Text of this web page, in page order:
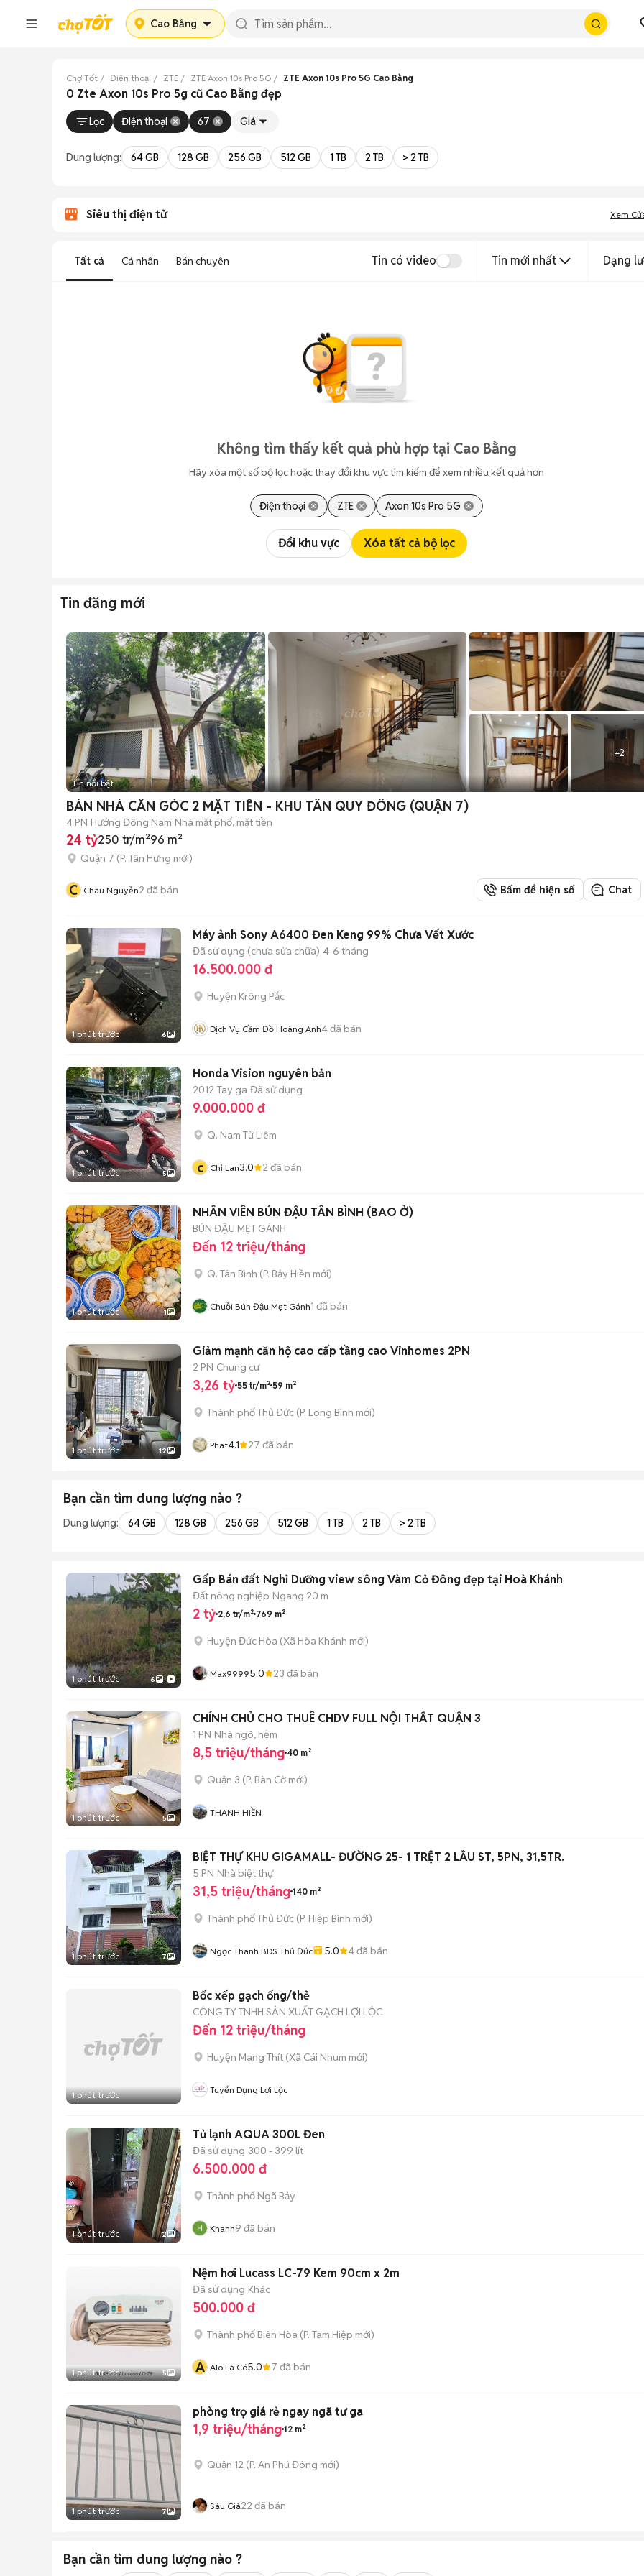
Cao Bằng
Chợ Tốt Điện thoại ZTE ZTE Axon 10s Pro 5G ZTE Axon 10s Pro 5G Cao Bằng
0 Zte Axon 10s Pro 5g cũ Cao Bằng đẹp
Lọc Điện thoại 67 Giá
Dung lượng: 64 GB 128 GB 256 GB 512 GB 1 TB 2 TB > 2 TB
Siêu thị điện tử Xem
Tất cả Cá nhân Bán chuyên Tin có video Tin mới nhất Dạng
Không tìm thấy kết quả phù hợp tại Cao Bằng
Hãy xóa một số bộ lọc hoặc thay đổi khu vực tìm kiếm để xem nhiều kết quả hơn
Điện thoại ZTE Axon 10s Pro 5G
Đổi khu vực Xóa tất cả bộ lọc
Tin đăng mới
+2
Tin nổi bật
BÁN NHÀ CĂN GÓC 2 MẶT TIỀN - KHU TÂN QUY ĐÔNG (QUẬN 7)
4 PN Hướng Đông Nam Nhà mặt phố, mặt tiền
24 tỷ250 tr/m²96 m²
Quận 7 (P. Tân Hưng mới)
C Châu Nguyễn2 đã bán Bấm để hiện số Chat
1 phút trước 6
Máy ảnh Sony A6400 Đen Keng 99% Chưa Vết Xước
Đã sử dụng (chưa sửa chữa) 4-6 tháng
16.500.000 đ
Huyện Krông Pắc
Dịch Vụ Cầm Đồ Hoàng Anh4đã bán
1 phút trước 5
Honda Vision nguyên bản
2012 Tay ga Đã sử dụng
9.000.000 đ
Q. Nam Từ Liêm
c Chị Lan3.0 2 đã bán
1 phút trước 1
NHÂN VIÊN BÚN ĐẬU TÂN BÌNH (BAO Ở)
BÚN ĐẬU MẸT GÁNH
Đến 12 triệu/tháng
Q. Tân Bình (P. Bảy Hiền mới)
Chuỗi Bún Đậu Mẹt Gánh1 đã bán
1 phút trước 12
Giảm mạnh căn hộ cao cấp tầng cao Vinhomes 2PN
2 PN Chung cư
3,26 tỷ 55 tr/m² 59 m²
Thành phố Thủ Đức (P. Long Bình mới)
Phat4.1 27 đã bán
Bạn cần tìm dung lượng nào ?
Dung lượng: 64 GB 128 GB 256 GB 512 GB 1 TB 2 TB > 2 TB
1 phút trước 6
Gấp Bán đất Nghỉ Dưỡng view sông Vàm Cỏ Đông đẹp tại Hoà Khánh
Đất nông nghiệp Ngang 20 m
2 tỷ 2,6 tr/m² 769 m²
Huyện Đức Hòa (Xã Hòa Khánh mới)
Max99995.0 23 đã bán
1 phút trước 5
CHÍNH CHỦ CHO THUÊ CHDV FULL NỘI THẤT QUẬN 3
1 PN Nhà ngõ, hẻm
8,5 triệu/tháng 40 m²
Quận 3 (P. Bàn Cờmới)
THANH HIỀN
1 phút trước 7
BIỆT THỰ KHU GIGAMALL- ĐƯỜNG 25- 1 TRỆT 2 LẦU ST, 5PN, 31,5TR.
5 PN Nhà biệt thự
31,5 triệu/tháng 140 m²
Thành phố Thủ Đức (P. Hiệp Bình mới)
Ngọc Thanh BDS Thủ Đức 5.0 4đã bán
1 phút trước
Bốc xếp gạch ống/thẻ
CÔNG TY TNHH SẢN XUẤT GẠCH LỢI LỘC
Đến 12 triệu/tháng
Huyện Mang Thít (Xã Cái Nhum mới)
Tuyển Dụng Lợi Lộc
1 phút trước 2
Tủ lạnh AQUA 300L Đen
Đã sử dụng 300 - 399 lít
6.500.000 đ
Thành phố Ngã Bảy
Khanh9 đã bán
1 phút trước 5
Nệm hơi Lucass LC-79 Kem 90cm x 2m
Đã sử dụng Khác
500.000 đ
Thành phố Biên Hòa (P. Tam Hiệp mới)
A Alo Là Có5.0 7 đã bán
1 phút trước 7
phòng trọ giá rẻ ngay ngã tư ga
1,9 triệu/tháng 12 m²
Quận 12 (P. An Phú Đông mới)
Sáu Già22 đã bán
Bạn cần tìm dung lượng nào ?